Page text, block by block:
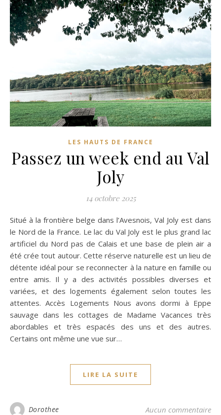
LES HAUTS DE FRANCE
Passez un week end au Val
Joly
14 octobre 2025
Situé à la frontière belge dans l’Avesnois, Val Joly est dans
le Nord de la France. Le lac du Val Joly est le plus grand lac
artificiel du Nord pas de Calais et une base de plein air a
été crée tout autour. Cette réserve naturelle est un lieu de
détente idéal pour se reconnecter à la nature en famille ou
entre amis. Il y a des activités possibles diverses et
variées, et des logements également selon toutes les
attentes. Accès Logements Nous avons dormi à Eppe
sauvage dans les cottages de Madame Vacances très
abordables et très espacés des uns et des autres.
Certains ont même une vue sur…
LIRE LA SUITE
Dorothee Aucun commentaire